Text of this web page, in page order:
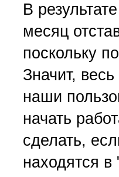
В
месяц
поскольку
Значит,
наши
начать
сделать,
находятся